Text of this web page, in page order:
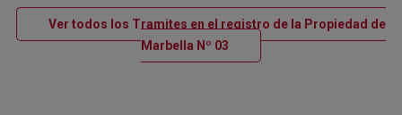
Ver todos los Tramites en el registro de la Propiedad de
Marbella Nº 03 Ventana nueva